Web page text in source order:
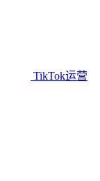
TikTok运营